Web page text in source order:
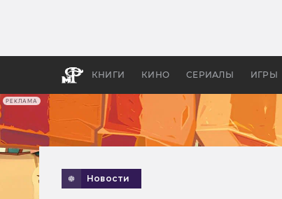
РЕКЛАМА
КНИГИ КИНО СЕРИАЛЫ ИГРЫ
Новости